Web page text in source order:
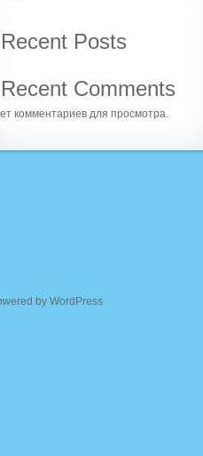
Recent Posts
Recent Comments
комментариев для просмотра.
by WordPress